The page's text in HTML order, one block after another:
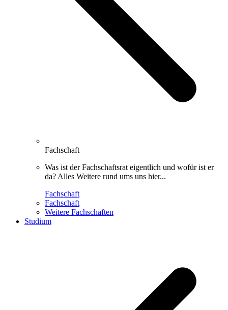
Fachschaft
Was ist der Fachschaftsrat eigentlich und wofür ist er
da? Alles Weitere rund ums uns hier...
Fachschaft
Fachschaft
Weitere Fachschaften
Studium